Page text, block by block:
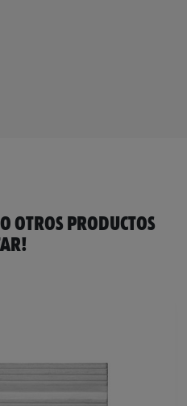
OTROS PRODUCTOS